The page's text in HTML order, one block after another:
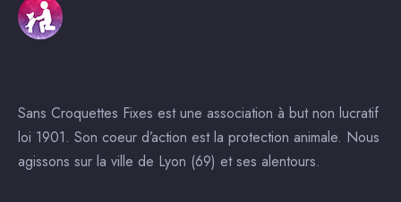
Sans Croquettes Fixes est une association à but non lucratif
loi 1901. Son coeur d’action est la protection animale. Nous
agissons sur la ville de Lyon (69) et ses alentours.